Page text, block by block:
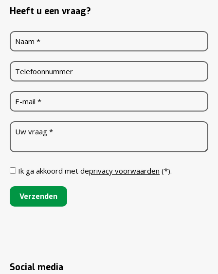
Heeft u een vraag?
Ik ga akkoord met deprivacy voorwaarden (*).
Social media